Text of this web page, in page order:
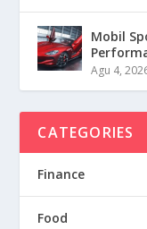
Mobil
Agu 4,
CATEGORIES
Finance
Food